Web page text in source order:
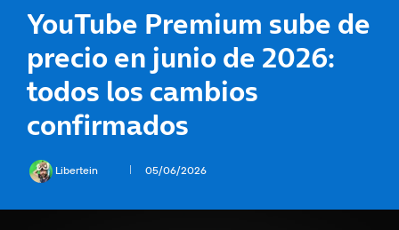
YouTube Premium sube de
precio en junio de 2026:
todos los cambios
confirmados
Libertein 05/06/2026